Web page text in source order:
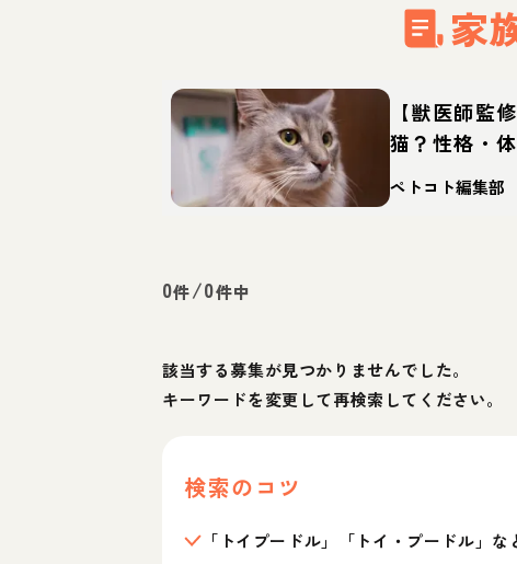
家
【獣医師監
猫？性格・
ペトコト編集部
0件/0件中
該当する募集が見つかりませんでした。
キーワードを変更して再検索してください。
検索のコツ
「トイプードル」「トイ・プードル」